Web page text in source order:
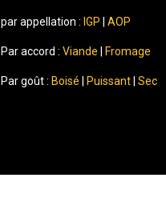
par appellation : IGP AOP
Par accord : Viande Fromage
Par goût : Boisé Puissant Sec